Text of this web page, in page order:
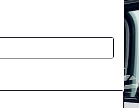
M
e
a
g
e
P
o
s